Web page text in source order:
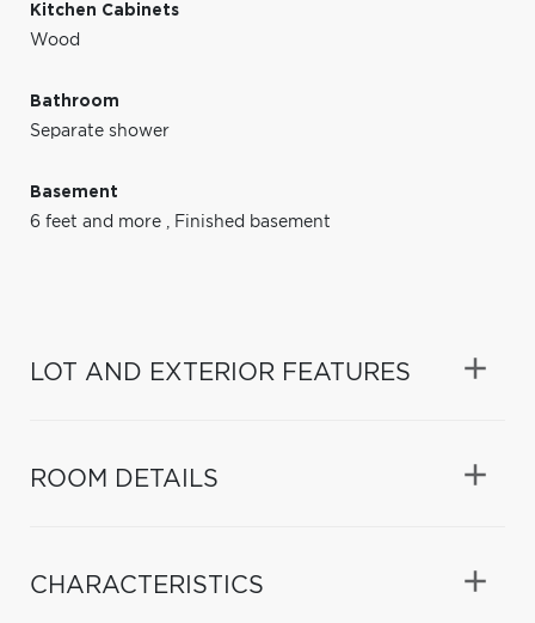
Kitchen Cabinets
Wood
Bathroom
Separate shower
Basement
6 feet and more , Finished basement
LOT AND EXTERIOR FEATURES
ROOM DETAILS
CHARACTERISTICS